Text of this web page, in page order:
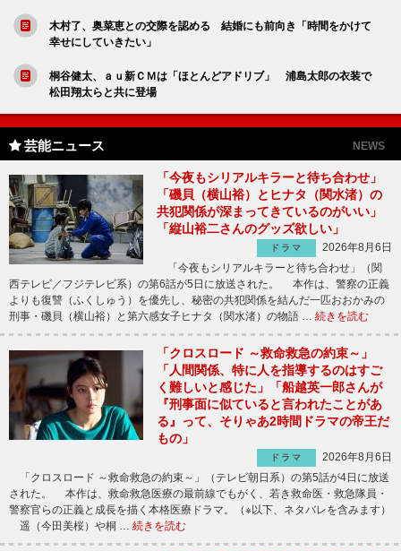
木村了、奥菜恵との交際を認める 結婚にも前向き「時間をかけて
幸せにしていきたい」
桐谷健太、ａｕ新ＣＭは「ほとんどアドリブ」 浦島太郎の衣装で
松田翔太らと共に登場
芸能ニュース NEWS
「今夜もシリアルキラーと待ち合わせ」
「磯貝（横山裕）とヒナタ（関水渚）の
共犯関係が深まってきているのがいい」
「縦山裕二さんのグッズ欲しい」
ドラマ
2026年8月6日
「今夜もシリアルキラーと待ち合わせ」（関
西テレビ／フジテレビ系）の第6話が5日に放送された。 本作は、警察の正義
よりも復讐（ふくしゅう）を優先し、秘密の共犯関係を結んだ一匹おおかみの
刑事・磯貝（横山裕）と第六感女子ヒナタ（関水渚）の物語 … 続きを読む
「クロスロード ～救命救急の約束～」
「人間関係、特に人を指導するのはすご
く難しいと感じた」「船越英一郎さんが
『刑事面に似ていると言われたことがあ
る』って、そりゃあ2時間ドラマの帝王だ
もの」
ドラマ
2026年8月6日
「クロスロード ～救命救急の約束～」（テレビ朝日系）の第5話が4日に放送
された。 本作は、救命救急医療の最前線でもがく、若き救命医・救急隊員・
警察官らの正義と成長を描く本格医療ドラマ。（※以下、ネタバレを含みます）
遥（今田美桜）や桐 … 続きを読む